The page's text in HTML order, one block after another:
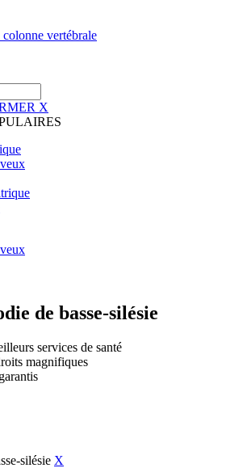
vertébrale
X
de basse-silésie
services de santé
magnifiques
silésie X